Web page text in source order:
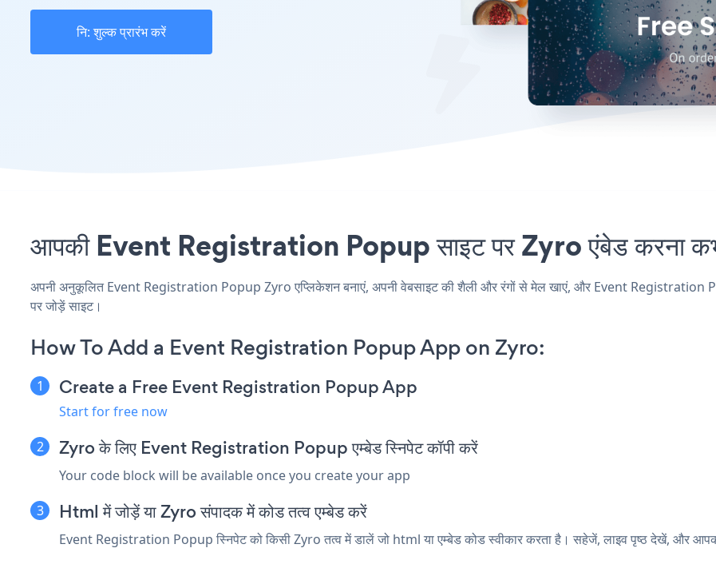
नि: शुल्क प्रारंभ करें
आपकी Event Registration Popup साइट पर Zyro एंबेड करना
अपनी अनुकूलित Event Registration Popup Zyro एप्लिकेशन बनाएं, अपनी वेबसाइट की शैली और रंगों से मेल खाएं, और Event Registration
पर जोड़ें साइट।
How To Add a Event Registration Popup App on Zyro:
Create a Free Event Registration Popup App
Start for free now
Zyro के लिए Event Registration Popup एम्बेड स्निपेट कॉपी करें
Your code block will be available once you create your app
Html में जोड़ें या Zyro संपादक में कोड तत्व एम्बेड करें
Event Registration Popup स्निपेट को किसी Zyro तत्व में डालें जो html या एम्बेड कोड स्वीकार करता है। सहेजें, लाइव पृष्ठ देखें, और